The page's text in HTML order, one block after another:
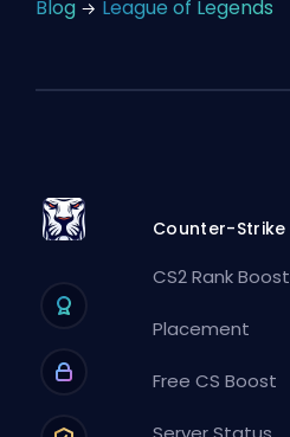
Blog League of Legends
Counter-Strike
CS2 Rank Boost
Placement
Free CS Boost